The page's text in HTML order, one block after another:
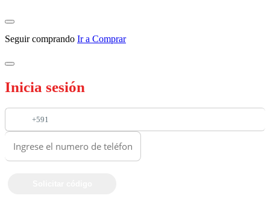
Seguir comprando Ir a Comprar
Inicia sesión
+591